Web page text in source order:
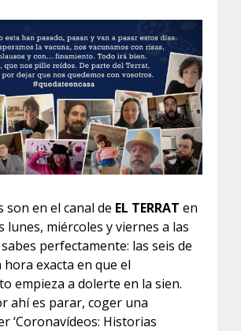
son en el canal de EL TERRAT en
lunes, miércoles y viernes a las
sabes perfectamente: las seis de
hora exacta en que el
empieza a dolerte en la sien.
ahí es parar, coger una
‘Coronavídeos: Historias